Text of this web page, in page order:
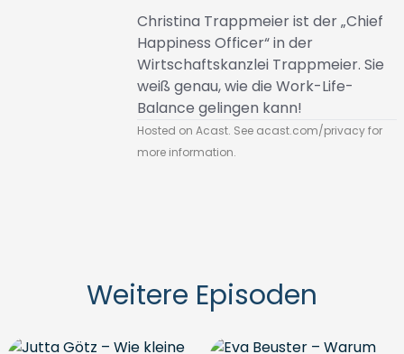
Christina Trappmeier ist der „Chief
Happiness Officer“ in der
Wirtschaftskanzlei Trappmeier. Sie
weiß genau, wie die Work-Life-
Balance gelingen kann!
Hosted on Acast. See acast.com/privacyfor
more information.
Weitere Episoden